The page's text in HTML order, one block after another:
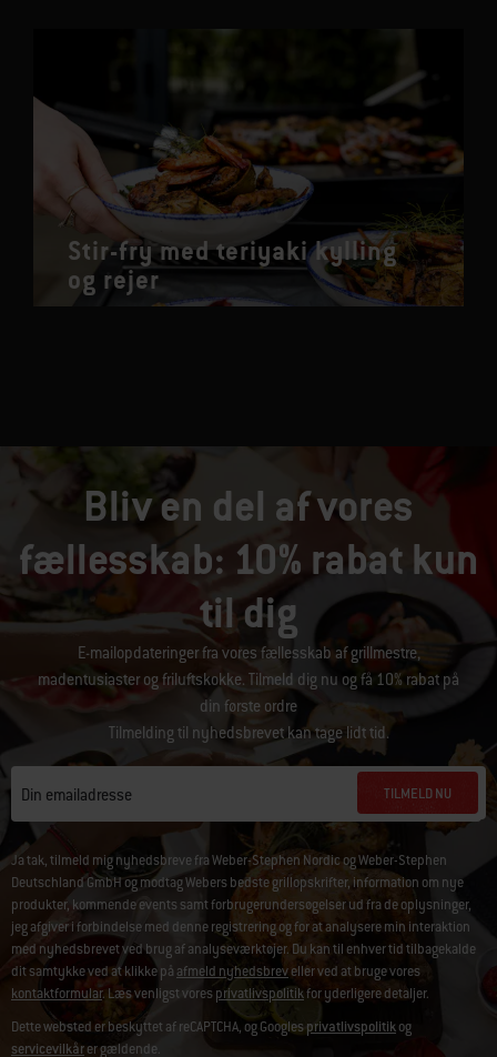
Stir-fry med teriyaki kylling
og rejer
Bliv en del af vores
fællesskab: 10% rabat kun
til dig
E-mailopdateringer fra vores fællesskab af grillmestre,
madentusiaster og friluftskokke. Tilmeld dig nu og få 10% rabat på
din første ordre
Tilmelding til nyhedsbrevet kan tage lidt tid.
Din emailadresse TILMELD NU
Ja tak, tilmeld mig nyhedsbreve fra Weber-Stephen Nordic og Weber-Stephen
Deutschland GmbH og modtag Webers bedste grillopskrifter, information om nye
produkter, kommende events samt forbrugerundersøgelser ud fra de oplysninger,
jeg afgiver i forbindelse med denne registrering og for at analysere min interaktion
med nyhedsbrevet ved brug af analyseværktøjer. Du kan til enhver tid tilbagekalde
dit samtykke ved at klikke på afmeld nyhedsbreveller ved at bruge vores
kontaktformular. Læs venligst voresprivatlivspolitikfor yderligere detaljer.
Dette websted er beskyttet af reCAPTCHA, og Googlesprivatlivspolitikog
servicevilkårer gældende.